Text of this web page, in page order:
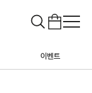
이벤트